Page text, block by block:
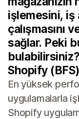
işlemesini, iş
çalışmasını
sağlar. Peki
Shopify
En yüksek
uygulamalarla
Shopify